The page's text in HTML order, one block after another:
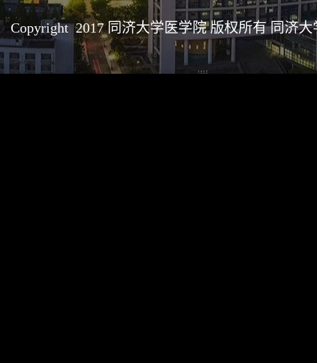
Copyright 2017 同济大学医学院 版权所有 同济